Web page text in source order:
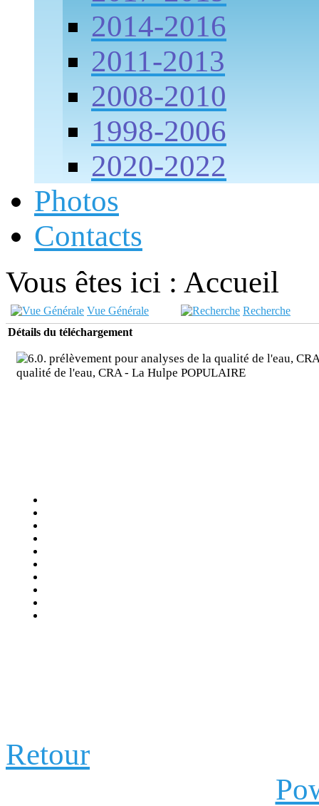
2014-2016
2011-2013
2008-2010
1998-2006
2020-2022
Photos
Contacts
Vous êtes ici : Accueil
Vue Générale
Recherche
Détails du téléchargement
qualité de l'eau, CRA - La Hulpe POPULAIRE
Retour